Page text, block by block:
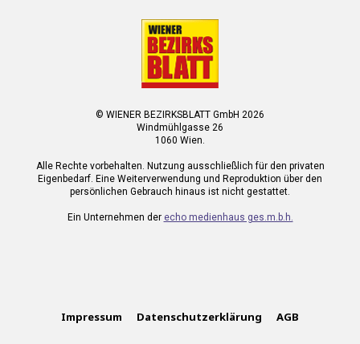
© WIENER BEZIRKSBLATT GmbH 2026
Windmühlgasse 26
1060 Wien.
Alle Rechte vorbehalten. Nutzung ausschließlich für den privaten
Eigenbedarf. Eine Weiterverwendung und Reproduktion über den
persönlichen Gebrauch hinaus ist nicht gestattet.
Ein Unternehmen der echo medienhaus ges.m.b.h.
Impressum Datenschutzerklärung AGB